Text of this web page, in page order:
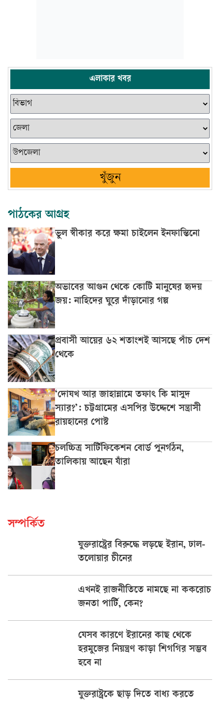
এলাকার খবর
খুঁজুন
পাঠকের আগ্রহ
ভুল স্বীকার করে ক্ষমা চাইলেন ইনফান্তিনো
অভাবের আগুন থেকে কোটি মানুষের হৃদয়
জয়: নাহিদের ঘুরে দাঁড়ানোর গল্প
প্রবাসী আয়ের ৬২ শতাংশই আসছে পাঁচ দেশ
থেকে
‘দোযখ আর জাহান্নামে তফাৎ কি মাসুদ
স্যার?’: চট্টগ্রামের এসপির উদ্দেশে সন্ত্রাসী
রায়হানের পোস্ট
চলচ্চিত্র সার্টিফিকেশন বোর্ড পুনর্গঠন,
তালিকায় আছেন যাঁরা
সম্পর্কিত
যুক্তরাষ্ট্রের বিরুদ্ধে লড়ছে ইরান, ঢাল-
তলোয়ার চীনের
এখনই রাজনীতিতে নামছে না ককরোচ
জনতা পার্টি, কেন?
যেসব কারণে ইরানের কাছ থেকে
হরমুজের নিয়ন্ত্রণ কাড়া শিগগির সম্ভব
হবে না
যুক্তরাষ্ট্রকে ছাড় দিতে বাধ্য করতে